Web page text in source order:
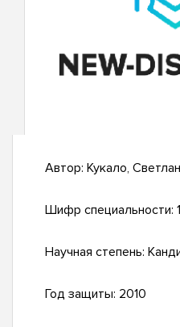
Автор: Кукало,
Шифр специальности:
Научная степень:
Год защиты: 2010